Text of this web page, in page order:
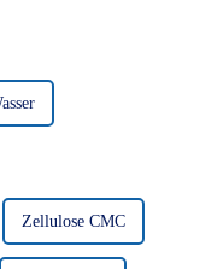
Zellulose CMC